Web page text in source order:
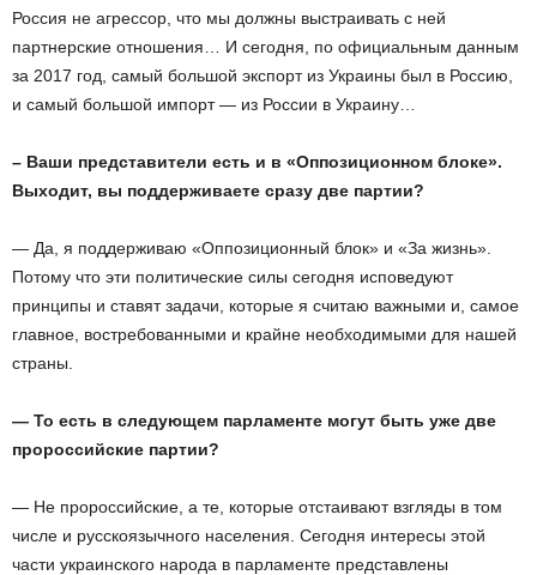
Россия не агрессор, что мы должны выстраивать с ней
партнерские отношения… И сегодня, по официальным данным
за 2017 год, самый большой экспорт из Украины был в Россию,
и самый большой импорт — из России в Украину…
– Ваши представители есть и в «Оппозиционном блоке».
Выходит, вы поддерживаете сразу две партии?
— Да, я поддерживаю «Оппозиционный блок» и «За жизнь».
Потому что эти политические силы сегодня исповедуют
принципы и ставят задачи, которые я считаю важными и, самое
главное, востребованными и крайне необходимыми для нашей
страны.
— То есть в следующем парламенте могут быть уже две
пророссийские партии?
— Не пророссийские, а те, которые отстаивают взгляды в том
числе и русскоязычного населения. Сегодня интересы этой
части украинского народа в парламенте представлены